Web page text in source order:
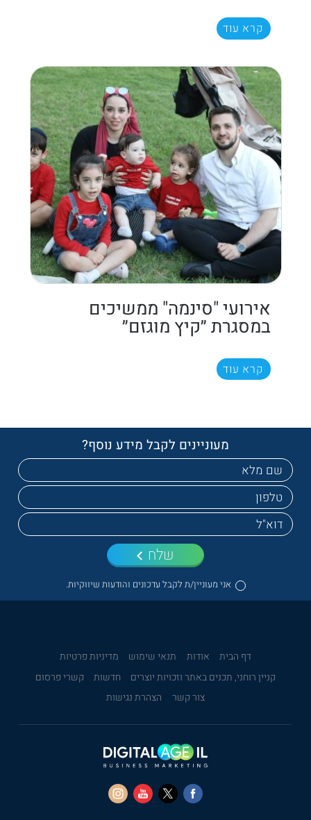
קרא עוד
אירועי "סינמה" ממשיכים
במסגרת ״קיץ מוגזם״
קרא עוד
מעוניינים לקבל מידע נוסף?
אני מעוניין/ת לקבל עדכונים והודעות שיווקיות.
שלח
דף הבית אודות תנאי שימוש
מדיניות פרטיות
קניין רוחני, תכנים באתר וזכויות יוצרים
חדשות
קשרי פרסום
צור קשר
הצהרת נגישות